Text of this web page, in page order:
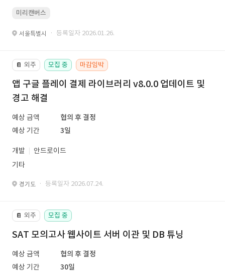
미리캔버스
서울특별시 · 등록일자 2026.01.26.
📔 외주 모집 중 마감임박
앱 구글 플레이 결제 라이브러리 v8.0.0 업데이트 및
경고 해결
예상 금액
협의 후 결정
예상 기간
3일
개발
안드로이드
기타
경기도 · 등록일자 2026.07.24.
📔 외주 모집 중
SAT 모의고사 웹사이트 서버 이관 및 DB 튜닝
예상 금액
협의 후 결정
예상 기간
30일